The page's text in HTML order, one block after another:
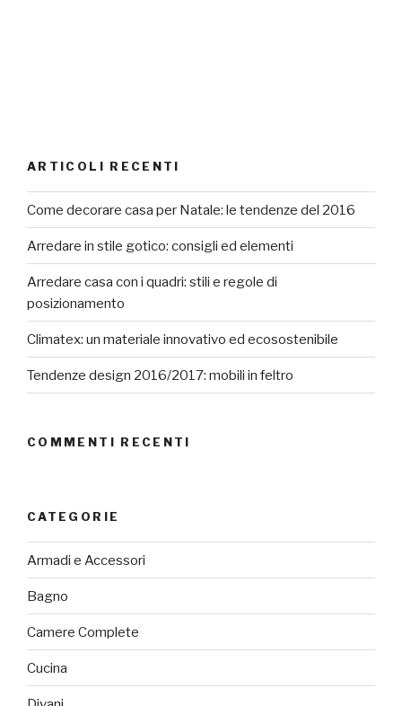
ARTICOLI RECENTI
Come decorare casa per Natale: le tendenze del 2016
Arredare in stile gotico: consigli ed elementi
Arredare casa con i quadri: stili e regole di
posizionamento
Climatex: un materiale innovativo ed ecosostenibile
Tendenze design 2016/2017: mobili in feltro
COMMENTI RECENTI
CATEGORIE
Armadi e Accessori
Bagno
Camere Complete
Cucina